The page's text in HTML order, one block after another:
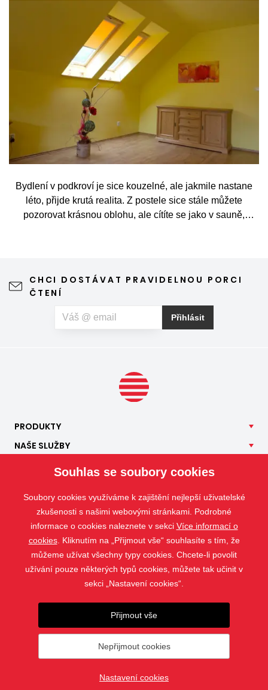
Bydlení v podkroví je sice kouzelné, ale jakmile nastane
léto, přijde krutá realita. Z postele sice stále můžete
pozorovat krásnou oblohu, ale cítíte se jako v sauně,
CHCI DOSTÁVAT PRAVIDELNOU PORCI
ČTENÍ
Přihlásit
PRODUKTY
NAŠE SLUŽBY
KONTAKT
vytvořilwebProgress
Souhlas se soubory cookies
Soubory cookies využíváme k zajištění nejlepší uživatelské
zkušenosti s našimi webovými stránkami. Podrobné
informace o cookies naleznete v sekci Více informací o
cookies. Kliknutím na „Přijmout vše“ souhlasíte s tím, že
můžeme užívat všechny typy cookies. Chcete-li povolit
užívání pouze některých typů cookies, můžete tak učinit v
sekci „Nastavení cookies“.
Přijmout vše
Nepřijmout cookies
Nastavení cookies